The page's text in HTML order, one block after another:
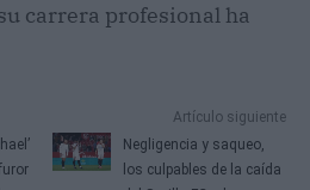
carrera profesional ha
Artículo siguiente
Negligencia y saqueo,
los culpables de la caída